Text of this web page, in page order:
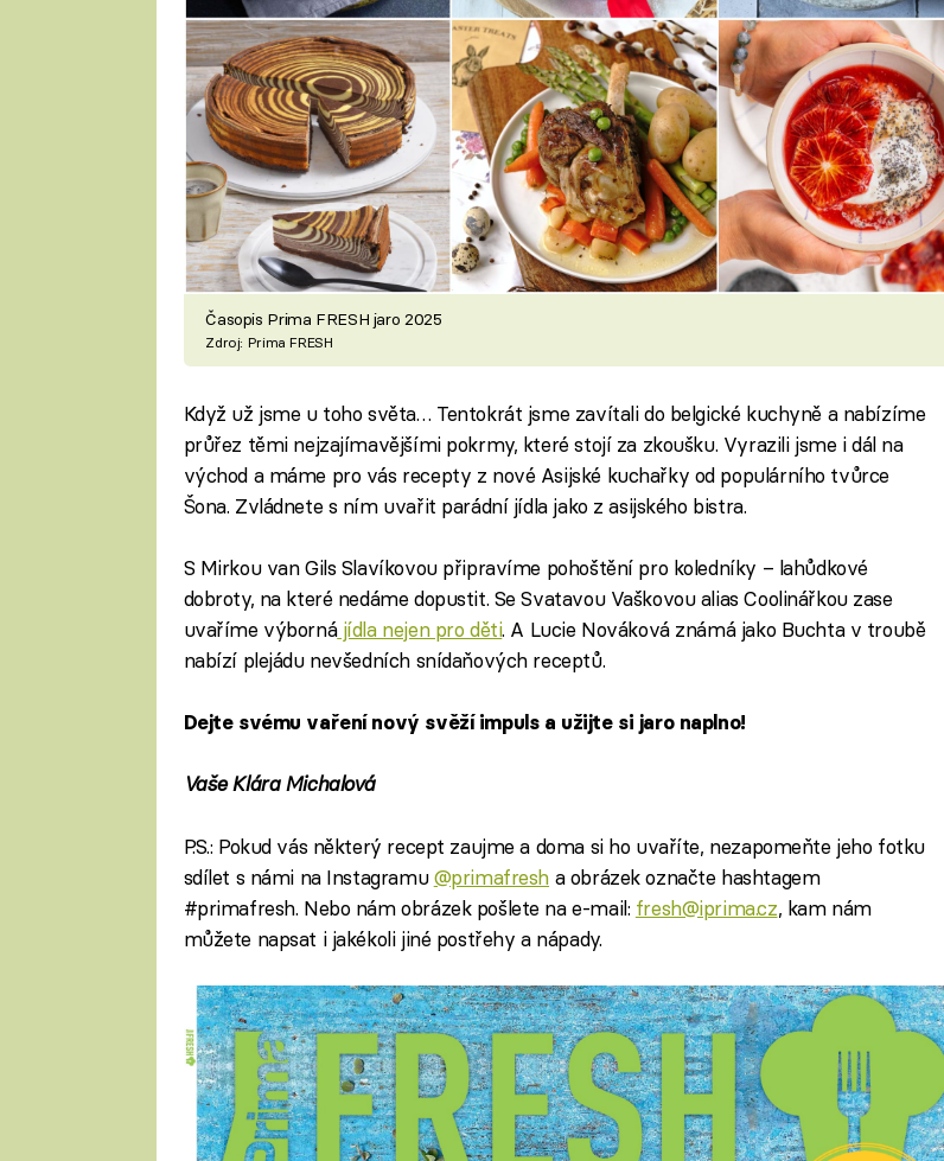
Časopis Prima FRESH jaro 2025
Zdroj: Prima FRESH
Když už jsme u toho světa… Tentokrát jsme zavítali do belgické kuchyně a nabízíme
průřez těmi nejzajímavějšími pokrmy, které stojí za zkoušku. Vyrazili jsme i dál na
východ a máme pro vás recepty z nové Asijské kuchařky od populárního tvůrce
Šona. Zvládnete s ním uvařit parádní jídla jako z asijského bistra.
S Mirkou van Gils Slavíkovou připravíme pohoštění pro koledníky – lahůdkové
dobroty, na které nedáme dopustit. Se Svatavou Vaškovou alias Coolinářkou zase
uvaříme výbornájídla nejen pro děti. A Lucie Nováková známá jako Buchta v troubě
nabízí plejádu nevšedních snídaňových receptů.
Dejte svému vaření nový svěží impuls a užijte si jaro naplno!
Vaše Klára Michalová
P.S.: Pokud vás některý recept zaujme a doma si ho uvaříte, nezapomeňte jeho fotku
sdílet s námi na Instagramu@primafresh a obrázek označte hashtagem
#primafresh. Nebo nám obrázek pošlete na e-mail: fresh@iprima.cz, kam nám
můžete napsat i jakékoli jiné postřehy a nápady.